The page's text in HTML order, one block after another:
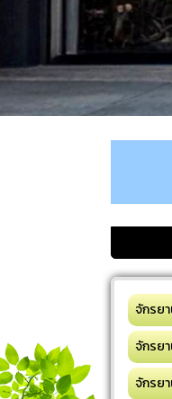
จักรย
จักรย
จักรย